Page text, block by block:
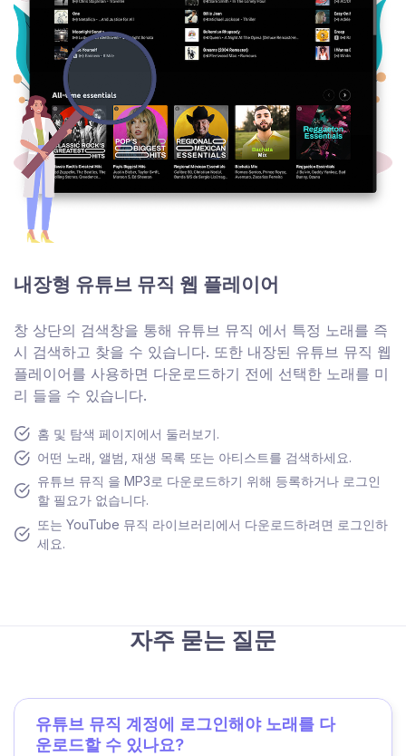
내장형 유튜브 뮤직 웹 플레이어
창 상단의 검색창을 통해 유튜브 뮤직 에서 특정 노래를 즉
시 검색하고 찾을 수 있습니다. 또한 내장된 유튜브 뮤직 웹
플레이어를 사용하면 다운로드하기 전에 선택한 노래를 미
리 들을 수 있습니다.
홈 및 탐색 페이지에서 둘러보기.
어떤 노래, 앨범, 재생 목록 또는 아티스트를 검색하세요.
유튜브 뮤직 을 MP3로 다운로드하기 위해 등록하거나 로그인
할 필요가 없습니다.
또는 YouTube 뮤직 라이브러리에서 다운로드하려면 로그인하
세요.
자주 묻는 질문
유튜브 뮤직 계정에 로그인해야 노래를 다
운로드할 수 있나요?